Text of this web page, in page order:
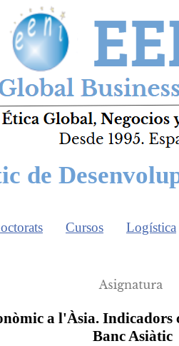
de
Cursos Logística
a l'Àsia. Indicadors
Banc Asiàtic